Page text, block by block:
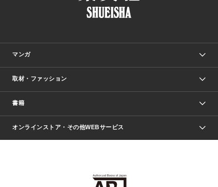
マンガ
少年マンガ
Vジャンプ
週刊ヤングジャンプ
取材・ファッション
Seventeen
芸能・情報・スポーツ
書籍
文芸・文庫・総合
ライトノベル・ノベライズ
オンラインストア・その他WEBサービス